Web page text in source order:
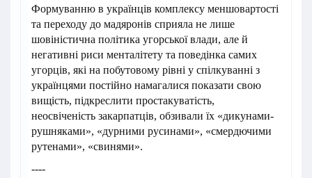
Формуванню в українців комплексу меншовартості
та переходу до мадяронів сприяла не лише
шовіністична політика угорської влади, але й
негативні риси менталітету та поведінка самих
угорців, які на побутовому рівні у спілкуванні з
українцями постійно намагалися показати свою
вищість, підкреслити простакуватість,
неосвіченість закарпатців, обзивали їх «дикунами-
рушняками», «дурними русинами», «смердючими
рутенами», «свинями».
----